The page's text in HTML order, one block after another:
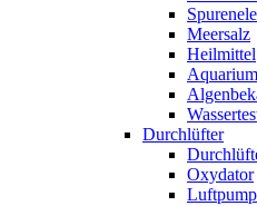
Meersalz
Heilmittel
Durchlüfter
Oxydator